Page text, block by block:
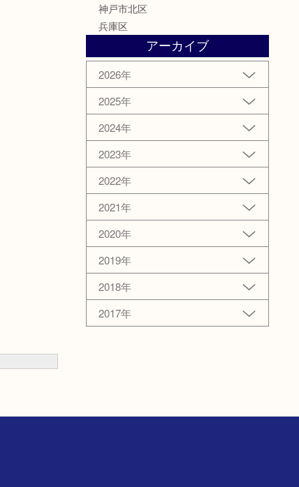
神戸市北区
兵庫区
アーカイブ
2026年
2025年
2024年
2023年
2022年
2021年
2020年
2019年
2018年
2017年